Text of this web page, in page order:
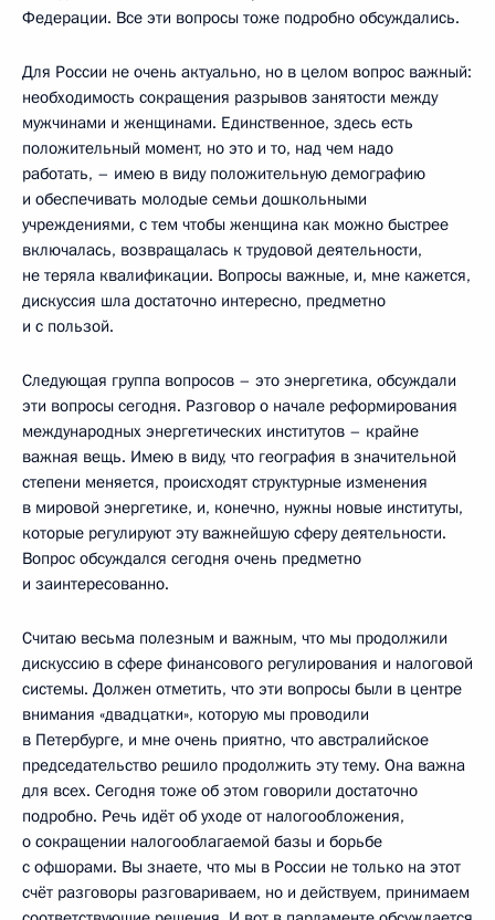
Федерации. Все эти вопросы тоже подробно обсуждались.
Для России не очень актуально, но в целом вопрос важный:
необходимость сокращения разрывов занятости между
мужчинами и женщинами. Единственное, здесь есть
положительный момент, но это и то, над чем надо
работать, – имею в виду положительную демографию
и обеспечивать молодые семьи дошкольными
учреждениями, с тем чтобы женщина как можно быстрее
включалась, возвращалась к трудовой деятельности,
не теряла квалификации. Вопросы важные, и, мне кажется,
дискуссия шла достаточно интересно, предметно
и с пользой.
Следующая группа вопросов – это энергетика, обсуждали
эти вопросы сегодня. Разговор о начале реформирования
международных энергетических институтов – крайне
важная вещь. Имею в виду, что география в значительной
степени меняется, происходят структурные изменения
в мировой энергетике, и, конечно, нужны новые институты,
которые регулируют эту важнейшую сферу деятельности.
Вопрос обсуждался сегодня очень предметно
и заинтересованно.
Считаю весьма полезным и важным, что мы продолжили
дискуссию в сфере финансового регулирования и налоговой
системы. Должен отметить, что эти вопросы были в центре
внимания «двадцатки», которую мы проводили
в Петербурге, и мне очень приятно, что австралийское
председательство решило продолжить эту тему. Она важна
для всех. Сегодня тоже об этом говорили достаточно
подробно. Речь идёт об уходе от налогообложения,
о сокращении налогооблагаемой базы и борьбе
с офшорами. Вы знаете, что мы в России не только на этот
счёт разговоры разговариваем, но и действуем, принимаем